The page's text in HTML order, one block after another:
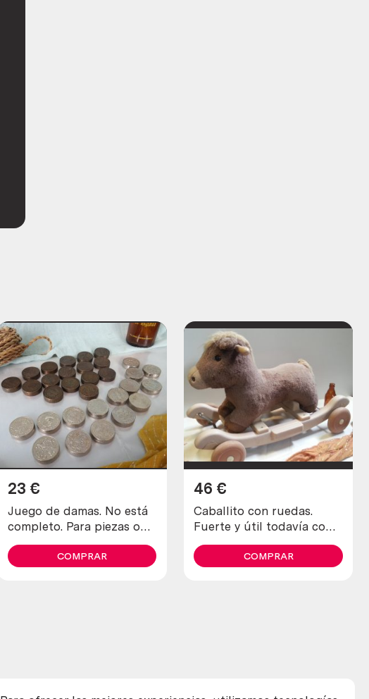
Juego de damas. No está
completo. Para piezas o
decoración.
23 €
COMPRAR
Caballito con ruedas.
Fuerte y útil todavía como
juguete. Año 2000
46 €
COMPRAR